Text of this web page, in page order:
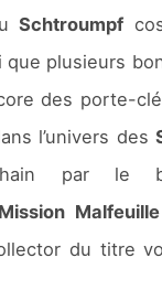
Schtroumpf
que plusieurs
des porte-
l’univers des
par le
Malfeuille
du titre